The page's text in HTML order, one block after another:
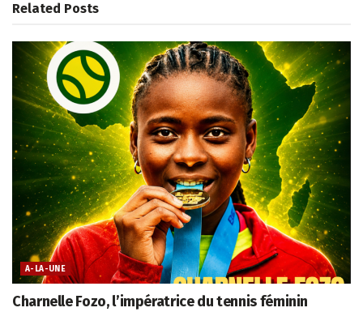
Related Posts
A-LA-UNE
Charnelle Fozo, l’impératrice du tennis féminin